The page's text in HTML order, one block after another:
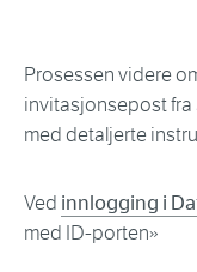
Prosessen videre
invitasjonsepost
med detaljerte
Ved innlogging i
med ID-porten»